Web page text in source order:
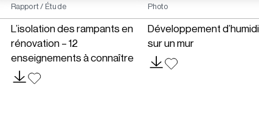
Rapport / Étude
L’isolation des rampants en
rénovation – 12
enseignements à connaître
Photo
Développement
sur un mur